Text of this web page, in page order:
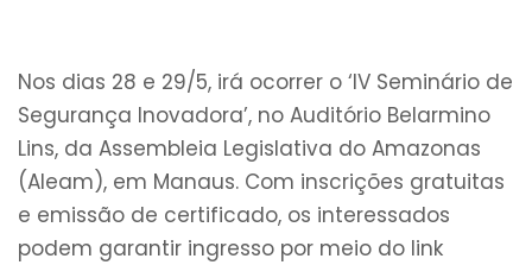
Nos dias 28 e 29/5, irá ocorrer o ‘IV Seminário de
Segurança Inovadora’, no Auditório Belarmino
Lins, da Assembleia Legislativa do Amazonas
(Aleam), em Manaus. Com inscrições gratuitas
e emissão de certificado, os interessados
podem garantir ingresso por meio do link